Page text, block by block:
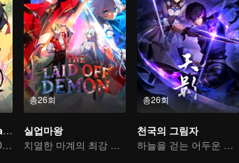
The Founder of Diabolism Q
Warm and Healing Daily Life
총26회
실업마왕
치열한 마계의 최강 마왕
총26회
천국의 그림자
하늘을 걷는 어두운 그림자, 혼을 불태워 마음을 지키다